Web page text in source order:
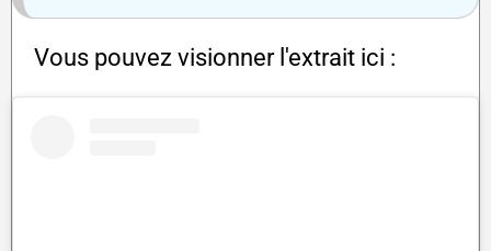
Vous pouvez visionner l'extrait ici :